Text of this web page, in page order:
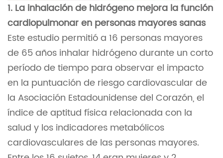
1. La inhalación de hidrógeno mejora la función
cardiopulmonar en personas mayores sanas
Este estudio permitió a 16 personas mayores
de 65 años inhalar hidrógeno durante un corto
período de tiempo para observar el impacto
en la puntuación de riesgo cardiovascular de
la Asociación Estadounidense del Corazón, el
índice de aptitud física relacionada con la
salud y los indicadores metabólicos
cardiovasculares de las personas mayores.